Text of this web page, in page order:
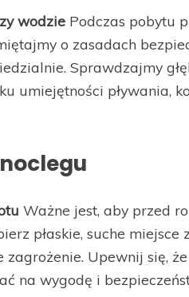
wodzie Podczas pobytu
o zasadach
Sprawdzajmy
umiejętności pływania,
Ważne jest, aby przed
płaskie, suche miejsce
Upewnij się,
na wygodę i